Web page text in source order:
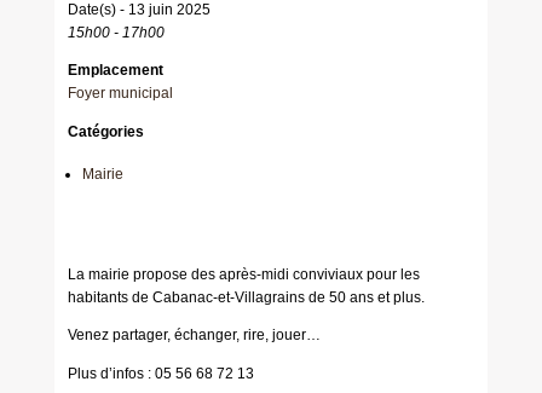
Date(s) - 13 juin 2025
15h00 - 17h00
Emplacement
Foyer municipal
Catégories
Mairie
La mairie propose des après-midi conviviaux pour les
habitants de Cabanac-et-Villagrains de 50 ans et plus.
Venez partager, échanger, rire, jouer…
Plus d’infos : 05 56 68 72 13